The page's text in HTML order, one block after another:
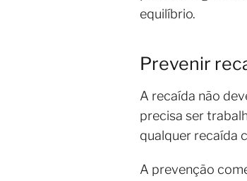
equilíbrio.
Prevenir
A recaída não
precisa ser
qualquer recaída
A prevenção